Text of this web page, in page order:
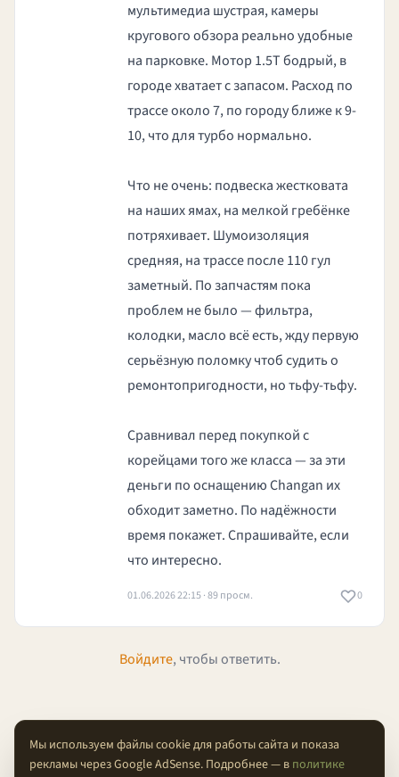
мультимедиа шустрая, камеры
кругового обзора реально удобные
на парковке. Мотор 1.5Т бодрый, в
городе хватает с запасом. Расход по
трассе около 7, по городу ближе к 9-
10, что для турбо нормально.
Что не очень: подвеска жестковата
на наших ямах, на мелкой гребёнке
потряхивает. Шумоизоляция
средняя, на трассе после 110 гул
заметный. По запчастям пока
проблем не было — фильтра,
колодки, масло всё есть, жду первую
серьёзную поломку чтоб судить о
ремонтопригодности, но тьфу-тьфу.
Сравнивал перед покупкой с
корейцами того же класса — за эти
деньги по оснащению Changan их
обходит заметно. По надёжности
время покажет. Спрашивайте, если
что интересно.
01.06.2026 22:15 · 89 просм. 0
Войдите, чтобы ответить.
Мы используем файлы cookie для работы сайта и показа
рекламы через Google AdSense. Подробнее — в политике